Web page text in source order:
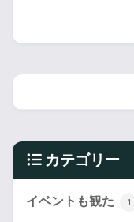
カテゴリー
イベントも観た 1